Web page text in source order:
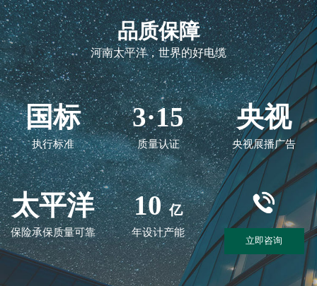
品质保障
河南太平洋，世界的好电缆
国标
执行标准
3·15
质量认证
央视
央视展播广告
太平洋
保险承保质量可靠
10 亿
年设计产能
立即咨询